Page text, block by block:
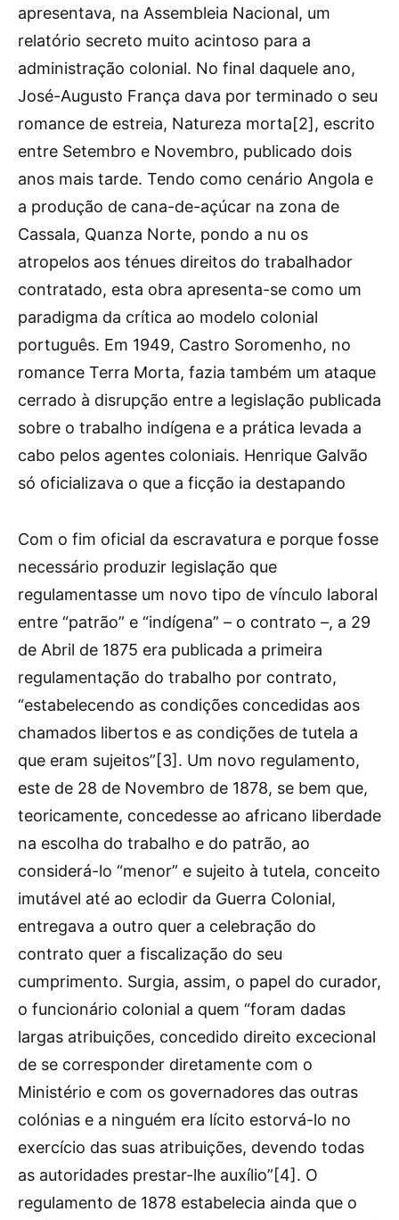
apresentava, na Assembleia Nacional, um
relatório secreto muito acintoso para a
administração colonial. No final daquele ano,
José-Augusto França dava por terminado o seu
romance de estreia, Natureza morta[2], escrito
entre Setembro e Novembro, publicado dois
anos mais tarde. Tendo como cenário Angola e
a produção de cana-de-açúcar na zona de
Cassala, Quanza Norte, pondo a nu os
atropelos aos ténues direitos do trabalhador
contratado, esta obra apresenta-se como um
paradigma da crítica ao modelo colonial
português. Em 1949, Castro Soromenho, no
romance Terra Morta, fazia também um ataque
cerrado à disrupção entre a legislação publicada
sobre o trabalho indígena e a prática levada a
cabo pelos agentes coloniais. Henrique Galvão
só oficializava o que a ficção ia destapando
Com o fim oficial da escravatura e porque fosse
necessário produzir legislação que
regulamentasse um novo tipo de vínculo laboral
entre “patrão” e “indígena” – o contrato –, a 29
de Abril de 1875 era publicada a primeira
regulamentação do trabalho por contrato,
“estabelecendo as condições concedidas aos
chamados libertos e as condições de tutela a
que eram sujeitos”[3]. Um novo regulamento,
este de 28 de Novembro de 1878, se bem que,
teoricamente, concedesse ao africano liberdade
na escolha do trabalho e do patrão, ao
considerá-lo “menor” e sujeito à tutela, conceito
imutável até ao eclodir da Guerra Colonial,
entregava a outro quer a celebração do
contrato quer a fiscalização do seu
cumprimento. Surgia, assim, o papel do curador,
o funcionário colonial a quem “foram dadas
largas atribuições, concedido direito excecional
de se corresponder diretamente com o
Ministério e com os governadores das outras
colónias e a ninguém era lícito estorvá-lo no
exercício das suas atribuições, devendo todas
as autoridades prestar-lhe auxílio”[4]. O
regulamento de 1878 estabelecia ainda que o